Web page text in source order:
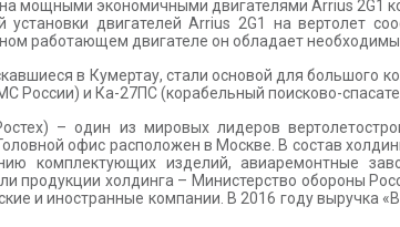
мощными экономичными двигателями Arrius 2G1
двигателей Arrius 2G1 на вертолет
работающем двигателе он обладает
в Кумертау, стали основой для
России) и Ка-27ПС (корабельный поисково-
– один из мировых лидеров
офис расположен в Москве. В состав
комплектующих изделий, авиаремонтные
продукции холдинга – Министерство обороны
и иностранные компании. В 2016 году